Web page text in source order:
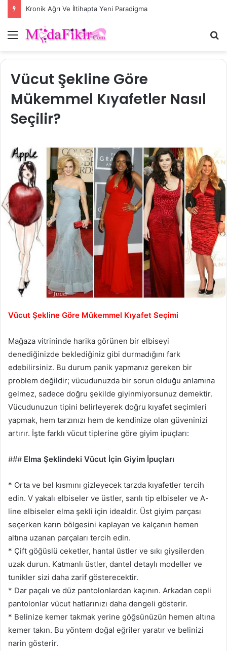
Kronik Ağrı Ve İltihapta Yeni Paradigma
Menü
Vücut Şekline Göre
Mükemmel Kıyafetler Nasıl
Seçilir?
Vücut Şekline Göre Mükemmel Kıyafet Seçimi
Mağaza vitrininde harika görünen bir elbiseyi
denediğinizde beklediğiniz gibi durmadığını fark
edebilirsiniz. Bu durum panik yapmanız gereken bir
problem değildir; vücudunuzda bir sorun olduğu anlamına
gelmez, sadece doğru şekilde giyinmiyorsunuz demektir.
Vücudunuzun tipini belirleyerek doğru kıyafet seçimleri
yapmak, hem tarzınızı hem de kendinize olan güveninizi
artırır. İşte farklı vücut tiplerine göre giyim ipuçları:
### Elma Şeklindeki Vücut İçin Giyim İpuçları
* Orta ve bel kısmını gizleyecek tarzda kıyafetler tercih
edin. V yakalı elbiseler ve üstler, sarılı tip elbiseler ve A-
line elbiseler elma şekli için idealdir. Üst giyim parçası
seçerken karın bölgesini kaplayan ve kalçanın hemen
altına uzanan parçaları tercih edin.
* Çift göğüslü ceketler, hantal üstler ve sıkı giysilerden
uzak durun. Katmanlı üstler, dantel detaylı modeller ve
tunikler sizi daha zarif gösterecektir.
* Dar paçalı ve düz pantolonlardan kaçının. Arkadan cepli
pantolonlar vücut hatlarınızı daha dengeli gösterir.
* Belinize kemer takmak yerine göğsünüzün hemen altına
kemer takın. Bu yöntem doğal eğriler yaratır ve belinizi
narin gösterir.